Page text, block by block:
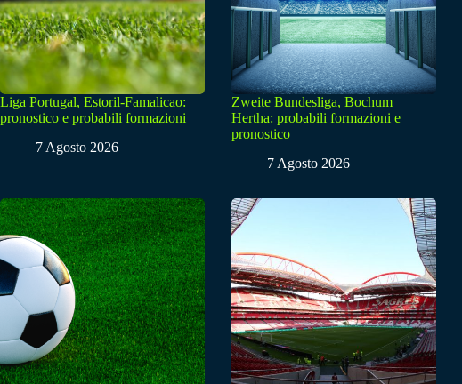
Liga Portugal, Estoril-Famalicao:
pronostico e probabili formazioni
7 Agosto 2026
Zweite Bundesliga, Bochum
Hertha: probabili formazioni e
pronostico
7 Agosto 2026